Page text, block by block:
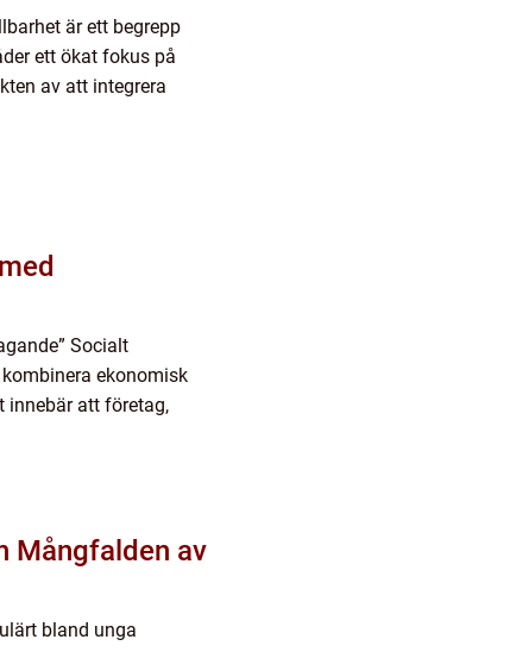
är ett begrepp
ett ökat fokus på
av att integrera
Socialt
ekonomisk
innebär att företag,
Mångfalden av
bland unga